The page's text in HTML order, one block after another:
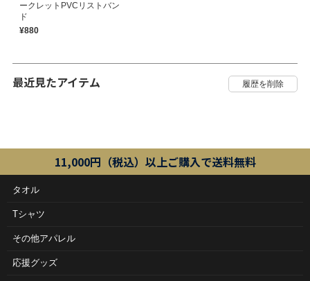
ークレットPVCリストバン
ド
¥880
最近見たアイテム
11,000円（税込）以上ご購入で送料無料
タオル
Tシャツ
その他アパレル
応援グッズ